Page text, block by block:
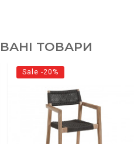
ТОВАРИ
Sale -20%